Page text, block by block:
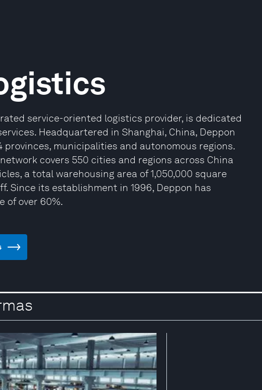
service-oriented logistics provider, is dedicated
Headquartered in Shanghai, China, Deppon
municipalities and autonomous regions.
covers 550 cities and regions across China
a total warehousing area of 1,050,000 square
Since its establishment in 1996, Deppon has
of over 60%.